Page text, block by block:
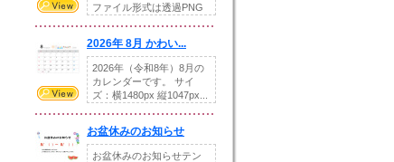
ファイル形式は透過PNG
2026年 8月 かわい...
2026年（令和8年）8月の
カレンダーです。 サイ
ズ：横1480px 縦1047px...
お盆休みのお知らせ
お盆休みのお知らせテン